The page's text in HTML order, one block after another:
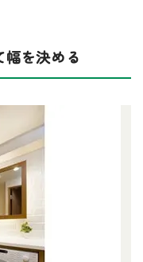
を決める